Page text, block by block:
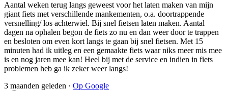
Aantal weken terug langs geweest voor het laten maken van mijn
giant fiets met verschillende mankementen, o.a. doortrappende
versnelling/ los achterwiel. Bij snel fietsen laten maken. Aantal
dagen na ophalen begon de fiets zo nu en dan weer door te trappen
en besloten om even kort langs te gaan bij snel fietsen. Met 15
minuten had ik uitleg en een gemaakte fiets waar niks meer mis mee
is en nog jaren mee kan! Heel bij met de service en indien in fiets
problemen heb ga ik zeker weer langs!
3 maanden geleden · Op Google